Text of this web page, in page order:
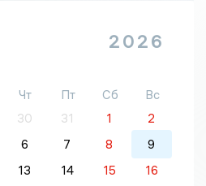
2026
Чт Пт Сб
Вс
30 31 1
2
6 7 8
9
13 14 15
16